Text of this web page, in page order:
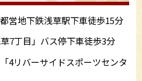
営地下鉄浅草駅下車徒歩15分
7丁目」バス停下車徒歩3分
4リバーサイドスポーツセンタ